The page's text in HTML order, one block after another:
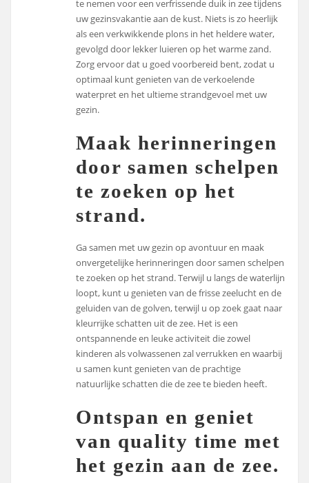
te nemen voor een verfrissende duik in zee tijdens
uw gezinsvakantie aan de kust. Niets is zo heerlijk
als een verkwikkende plons in het heldere water,
gevolgd door lekker luieren op het warme zand.
Zorg ervoor dat u goed voorbereid bent, zodat u
optimaal kunt genieten van de verkoelende
waterpret en het ultieme strandgevoel met uw
gezin.
Maak herinneringen
door samen schelpen
te zoeken op het
strand.
Ga samen met uw gezin op avontuur en maak
onvergetelijke herinneringen door samen schelpen
te zoeken op het strand. Terwijl u langs de waterlijn
loopt, kunt u genieten van de frisse zeelucht en de
geluiden van de golven, terwijl u op zoek gaat naar
kleurrijke schatten uit de zee. Het is een
ontspannende en leuke activiteit die zowel
kinderen als volwassenen zal verrukken en waarbij
u samen kunt genieten van de prachtige
natuurlijke schatten die de zee te bieden heeft.
Ontspan en geniet
van quality time met
het gezin aan de zee.